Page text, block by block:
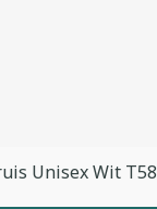
Unisex Wit T58